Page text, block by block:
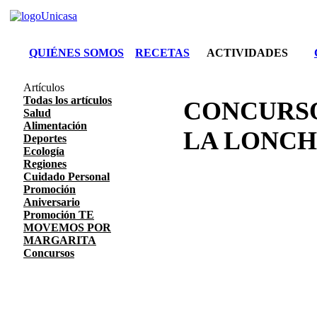
QUIÉNES SOMOS RECETAS ACTIVIDADES
Artículos
Todas los artículos
Salud
Alimentación
Deportes
Ecología
Regiones
Cuidado Personal
Promoción
Aniversario
Promoción TE
MOVEMOS POR
MARGARITA
Concursos
LA